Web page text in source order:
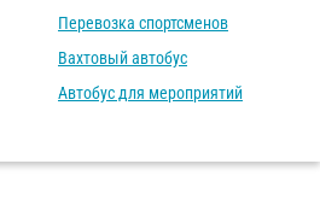
Перевозка спортсменов
Вахтовый автобус
Автобус для мероприятий